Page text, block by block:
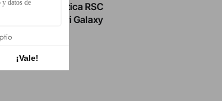
Nuestra política RSC
Serge Ferrari Galaxy